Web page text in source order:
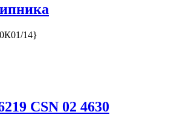
14}
СSN 02 4630